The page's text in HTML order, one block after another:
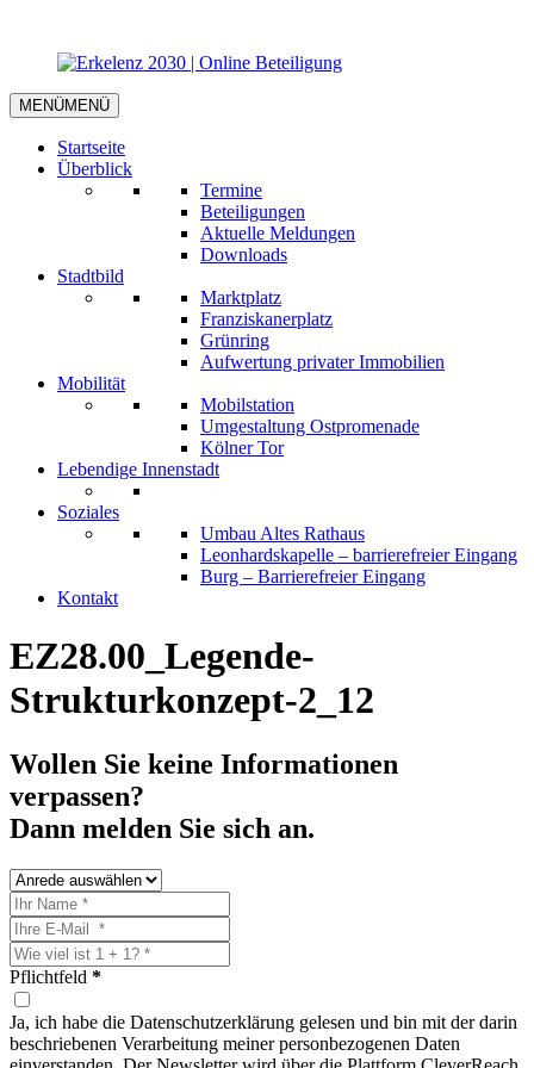
MENÜMENÜ
Startseite
Überblick
Termine
Beteiligungen
Aktuelle Meldungen
Downloads
Stadtbild
Marktplatz
Franziskanerplatz
Grünring
Aufwertung privater Immobilien
Mobilität
Mobilstation
Umgestaltung Ostpromenade
Kölner Tor
Lebendige Innenstadt
Soziales
Umbau Altes Rathaus
Leonhardskapelle – barrierefreier Eingang
Burg – Barrierefreier Eingang
Kontakt
EZ28.00_Legende-
Strukturkonzept-2_12
Wollen Sie keine Informationen
verpassen?
Dann melden Sie sich an.
Pflichtfeld *
Ja, ich habe die Datenschutzerklärung gelesen und bin mit der darin
beschriebenen Verarbeitung meiner personbezogenen Daten